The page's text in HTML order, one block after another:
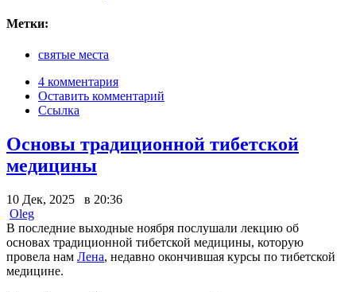
Метки:
святые места
4 комментария
Оставить комментарий
Ссылка
Основы традиционной тибетской
медицины
10 Дек, 2025 в 20:36
Oleg
В последние выходные ноября послушали лекцию об
основах традиционной тибетской медицины, которую
провела нам Лена, недавно окончившая курсы по тибетской
медицине.